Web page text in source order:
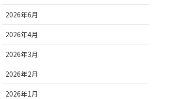
2026年6月
2026年4月
2026年3月
2026年2月
2026年1月